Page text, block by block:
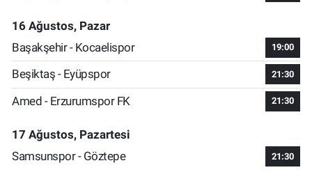
16 Ağustos, Pazar
Başakşehir - Kocaelispor
19:00
Beşiktaş - Eyüpspor 21:30
Amed - Erzurumspor FK 21:30
17 Ağustos, Pazartesi
Samsunspor - Göztepe
21:30